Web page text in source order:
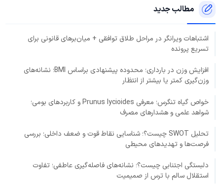
مطالب جدید
اشتباهات ویرانگر در مراحل طلاق توافقی + میان‌برهای قانونی برای
تسریع پرونده
افزایش وزن در بارداری؛ محدوده پیشنهادی براساس BMI؛ نشانه‌های
وزن‌گیری کمتر یا بیشتر از انتظار
خواص گیاه تنگرس؛ معرفی Prunus lycioides و کاربردهای بومی؛
شواهد علمی و هشدارهای مصرف
تحلیل SWOT چیست؟؛ شناسایی نقاط قوت و ضعف داخلی؛ بررسی
فرصت‌ها و تهدیدهای محیطی
دلبستگی اجتنابی چیست؟؛ نشانه‌های فاصله‌گیری عاطفی؛ تفاوت
استقلال سالم با ترس از صمیمیت